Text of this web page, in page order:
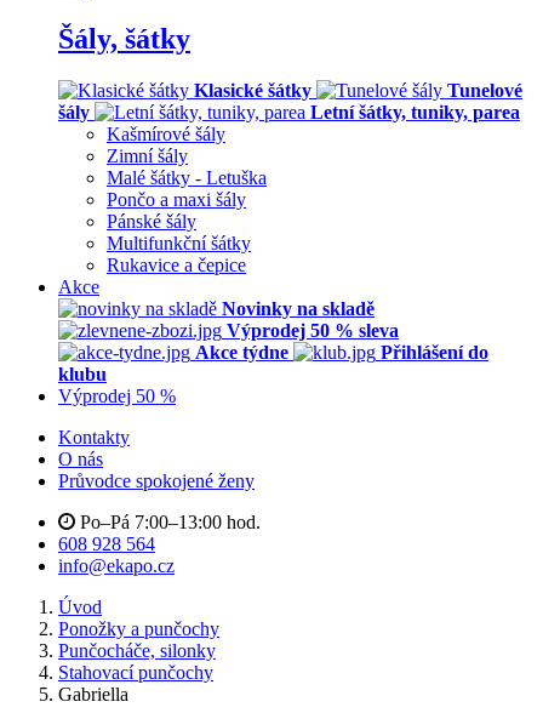
Šály, šátky
Klasické šátky
Tunelové
šály
Letní šátky, tuniky, parea
Kašmírové šály
Zimní šály
Malé šátky - Letuška
Pončo a maxi šály
Pánské šály
Multifunkční šátky
Rukavice a čepice
Akce
Novinky na skladě
Výprodej 50 % sleva
Akce týdne
Přihlášení do
klubu
Výprodej 50 %
Kontakty
O nás
Průvodce spokojené ženy
Po–Pá 7:00–13:00 hod.
608 928 564
info@ekapo.cz
Úvod
Ponožky a punčochy
Punčocháče, silonky
Stahovací punčochy
Gabriella